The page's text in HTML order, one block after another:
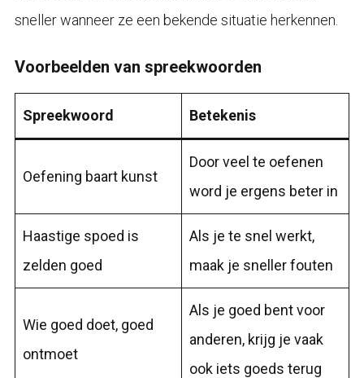
sneller wanneer ze een bekende situatie herkennen.
Voorbeelden van spreekwoorden
Spreekwoord Betekenis
Oefening baart kunst
Door veel te oefenen
word je ergens beter in
Haastige spoed is
zelden goed
Als je te snel werkt,
maak je sneller fouten
Wie goed doet, goed
ontmoet
Als je goed bent voor
anderen, krijg je vaak
ook iets goeds terug